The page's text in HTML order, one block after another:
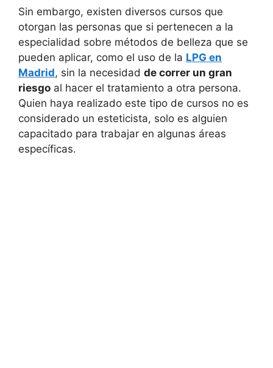
Sin embargo, existen diversos cursos que
otorgan las personas que si pertenecen a la
especialidad sobre métodos de belleza que se
pueden aplicar, como el uso de la LPG en
Madrid, sin la necesidad de correr un gran
riesgo al hacer el tratamiento a otra persona.
Quien haya realizado este tipo de cursos no es
considerado un esteticista, solo es alguien
capacitado para trabajar en algunas áreas
específicas.